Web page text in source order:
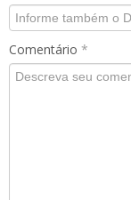
Comentário *